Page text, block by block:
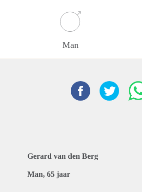
Man
Gerard van den Berg
Man, 65 jaar